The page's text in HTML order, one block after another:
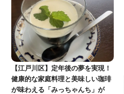
【江戸川区】定年後の夢を実現！
健康的な家庭料理と美味しい珈琲
が味わえる「みっちゃんち」が